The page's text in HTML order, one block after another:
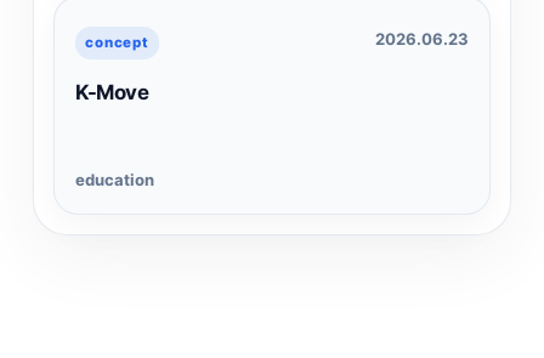
concept 2026.06.23
K-Move
education